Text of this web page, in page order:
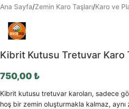
Ana Sayfa/Zemin Karo Taşları/Karo ve
Kibrit Kutusu Tretuvar Karo
750,00 ₺
Kibrit kutusu tretuvar karoları, sadece
hoş bir zemin oluşturmakla kalmaz, aynı